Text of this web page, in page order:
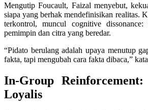
Mengutip Foucault, Faizal menyebut,
siapa yang berhak mendefinisikan realitas.
terkontrol, muncul cognitive
pemimpin dan citra yang beredar.
“Pidato berulang adalah upaya menutup
fakta, tapi mengubah cara fakta dibaca,”
In-Group
Loyalis